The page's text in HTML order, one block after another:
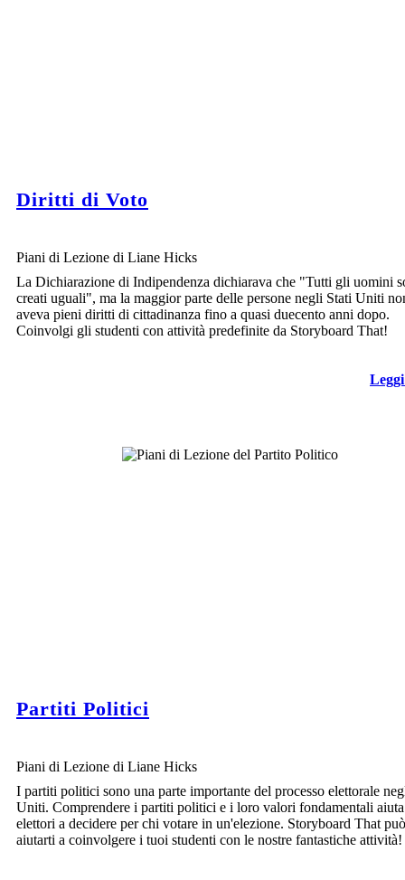
Diritti di Voto
Piani di Lezione di Liane Hicks
La Dichiarazione di Indipendenza dichiarava che "Tutti gli uomini
creati uguali", ma la maggior parte delle persone negli Stati Uniti
aveva pieni diritti di cittadinanza fino a quasi duecento anni dopo.
Coinvolgi gli studenti con attività predefinite da Storyboard That!
Partiti Politici
Piani di Lezione di Liane Hicks
I partiti politici sono una parte importante del processo elettorale
Uniti. Comprendere i partiti politici e i loro valori fondamentali
elettori a decidere per chi votare in un'elezione. Storyboard That può
aiutarti a coinvolgere i tuoi studenti con le nostre fantastiche attività!